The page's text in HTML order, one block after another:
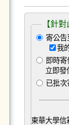
【針
寄公告
我
即時
立即發
已批
東華大學信